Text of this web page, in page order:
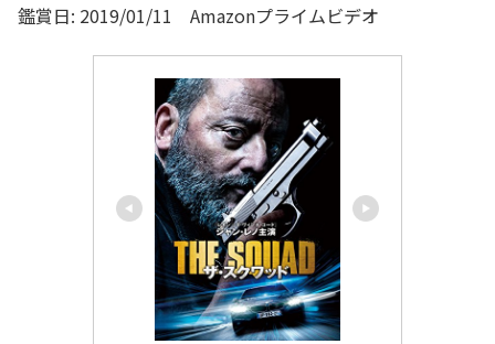
鑑賞日: 2019/01/11 Amazonプライムビデオ